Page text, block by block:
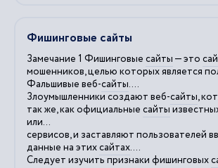
Фишинговые сайты
Замечание 1 Фишинговые сайты — это
мошенников, целью которых является
Фальшивые веб-сайты....
Злоумышленники создают веб-сайты,
так же, как официальные сайты
или...
сервисов, и заставляют пользователей
данные на этихсайтах....
Следует изучить признаки фишинговых